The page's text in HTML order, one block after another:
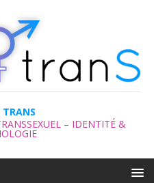
TRANS
– IDENTITÉ &